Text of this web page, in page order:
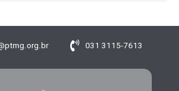
031 3115-7613